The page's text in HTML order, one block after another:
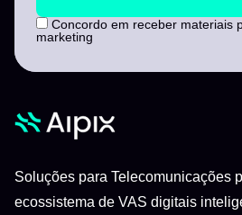
Concordo em receber materiais
marketing
Soluções para Telecomunicações
ecossistema de VAS digitais